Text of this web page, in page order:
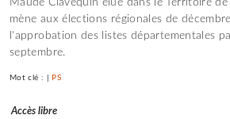
mène aux élections régionales de
l'approbation des listes départementales
septembre.
Mot clé : | PS
Accès libre